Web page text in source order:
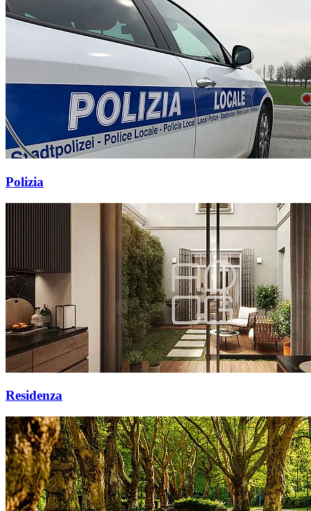
Polizia
Residenza